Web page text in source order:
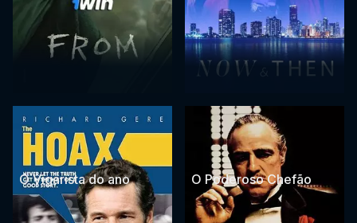
O Vigarista do ano O Poderoso Chefão